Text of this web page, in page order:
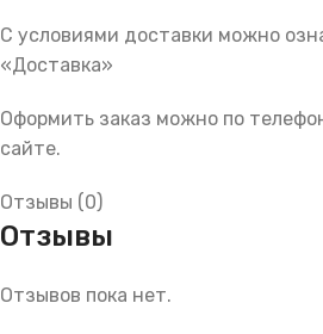
С условиями доставки можно
«Доставка»
Оформить заказ можно по
сайте.
Отзывы (0)
Отзывы
Отзывов пока нет.